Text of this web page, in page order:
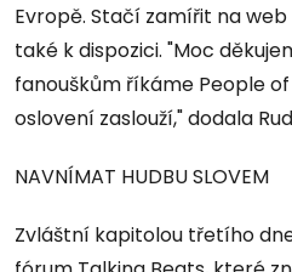
Evropě. Stačí zamířit na web
také k dispozici. "Moc
fanouškům říkáme People
oslovení zaslouží," dodala
NAVNÍMAT HUDBU SLOVEM
Zvláštní kapitolou třetího